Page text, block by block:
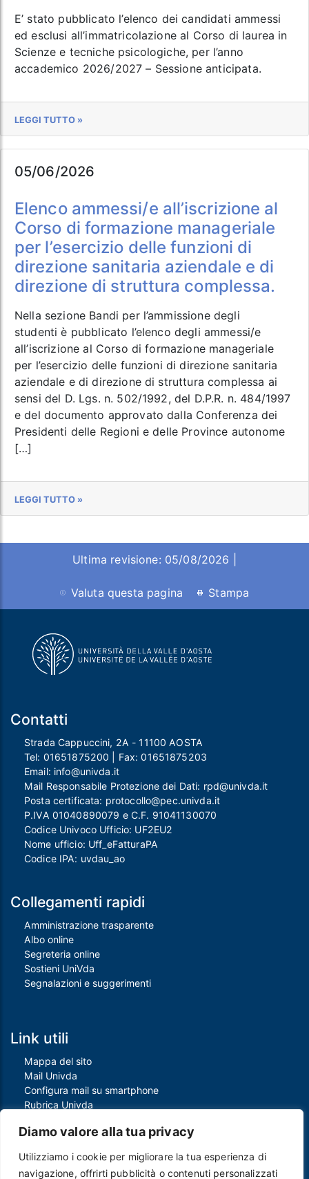
Diamo valore alla tua privacy
Utilizziamo i cookie per migliorare la tua esperienza di
navigazione, offrirti pubblicità o contenuti personalizzati
E’ stato pubblicato l’elenco dei candidati ammessi
ed esclusi all’immatricolazione al Corso di laurea in
Scienze e tecniche psicologiche, per l’anno
accademico 2026/2027 – Sessione anticipata.
LEGGI TUTTO »
05/06/2026
Elenco ammessi/e all’iscrizione al
Corso di formazione manageriale
per l’esercizio delle funzioni di
direzione sanitaria aziendale e di
direzione di struttura complessa.
Nella sezione Bandi per l’ammissione degli
studenti è pubblicato l’elenco degli ammessi/e
all’iscrizione al Corso di formazione manageriale
per l’esercizio delle funzioni di direzione sanitaria
aziendale e di direzione di struttura complessa ai
sensi del D. Lgs. n. 502/1992, del D.P.R. n. 484/1997
e del documento approvato dalla Conferenza dei
Presidenti delle Regioni e delle Province autonome
[…]
LEGGI TUTTO »
Ultima revisione: 05/08/2026 |
Valuta questa pagina Stampa
Contatti
Strada Cappuccini, 2A - 11100 AOSTA
Tel: 01651875200 | Fax:01651875203
Email: info@univda.it
Mail Responsabile Protezione dei Dati: rpd@univda.it
Posta certificata: protocollo@pec.univda.it
P.IVA 01040890079 e C.F. 91041130070
Codice Univoco Ufficio: UF2EU2
Nome ufficio: Uff_eFatturaPA
Codice IPA: uvdau_ao
Collegamenti rapidi
Amministrazione trasparente
Albo online
Segreteria online
Sostieni UniVda
Segnalazioni e suggerimenti
Link utili
Mappa del sito
Mail Univda
Configura mail su smartphone
Rubrica Univda